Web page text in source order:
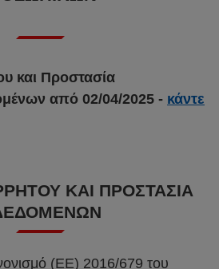
και Προστασία
από 02/04/2025 - κάντε
ΚΑΙ ΠΡΟΣΤΑΣΊΑ
(ΕΕ) 2016/679 του